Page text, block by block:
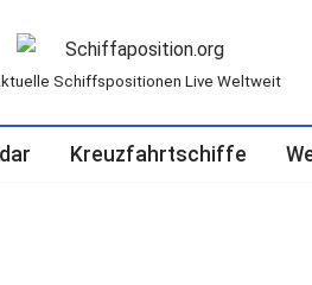
Schiffspositionen Live Weltweit
Kreuzfahrtschiffe